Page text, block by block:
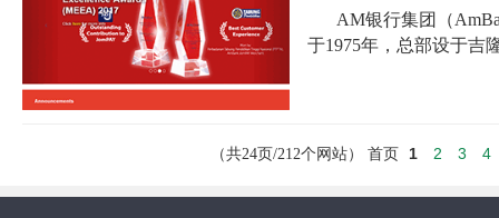
AM银行集团（
于1975年，总部设于吉
（共24页/212个网站） 首页 1 2 3 4